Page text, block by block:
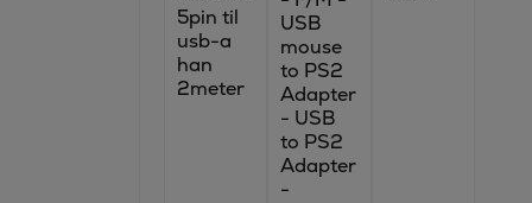
5pin til
usb-a
han
2meter
USB
mouse
to PS2
Adapter
- USB
to PS2
Adapter
-